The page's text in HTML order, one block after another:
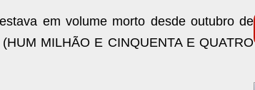
em volume morto desde outubro de
MILHÃO E CINQUENTA E QUATRO